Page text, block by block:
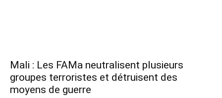
Mali : Les FAMa neutralisent plusieurs
groupes terroristes et détruisent des
moyens de guerre